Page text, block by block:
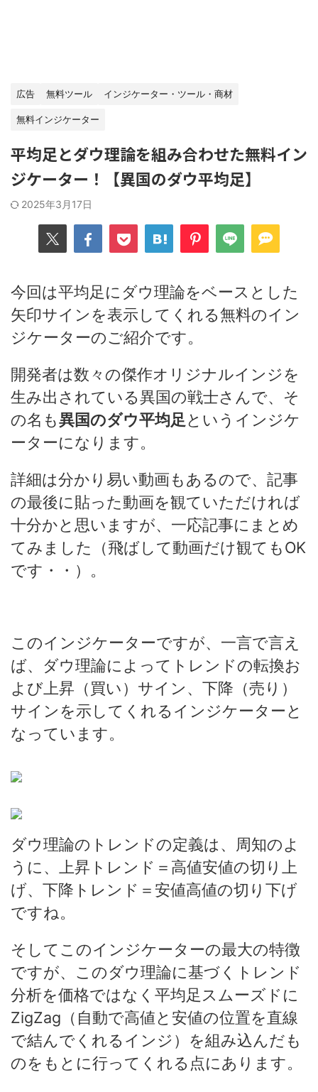
広告 無料ツール インジケーター・ツール・商材
無料インジケーター
平均足とダウ理論を組み合わせた無料イン
ジケーター！【異国のダウ平均足】
2025年3月17日
今回は平均足にダウ理論をベースとした
矢印サインを表示してくれる無料のイン
ジケーターのご紹介です。
開発者は数々の傑作オリジナルインジを
生み出されている異国の戦士さんで、そ
の名も異国のダウ平均足というインジケ
ーターになります。
詳細は分かり易い動画もあるので、記事
の最後に貼った動画を観ていただければ
十分かと思いますが、一応記事にまとめ
てみました（飛ばして動画だけ観てもOK
です・・）。
このインジケーターですが、一言で言え
ば、ダウ理論によってトレンドの転換お
よび上昇（買い）サイン、下降（売り）
サインを示してくれるインジケーターと
なっています。
ダウ理論のトレンドの定義は、周知のよ
うに、上昇トレンド＝高値安値の切り上
げ、下降トレンド＝安値高値の切り下げ
ですね。
そしてこのインジケーターの最大の特徴
ですが、このダウ理論に基づくトレンド
分析を価格ではなく平均足スムーズドに
ZigZag（自動で高値と安値の位置を直線
で結んでくれるインジ）を組み込んだも
のをもとに行ってくれる点にあります。